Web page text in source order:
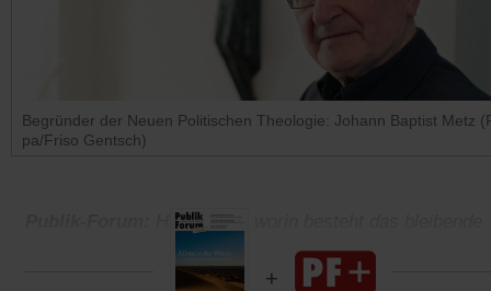
Begründer der Neuen Politischen Theologie: Johann Baptist Metz
pa/Friso Gentsch)
Herr Sabel, worin besteht das bleibende
Erbe der politischen Theologie von Johann Baptist Metz?